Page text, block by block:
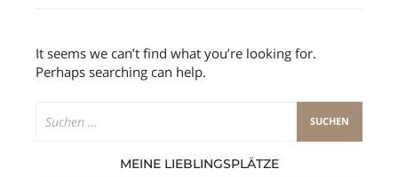
It seems we can’t find what you’re looking for.
Perhaps searching can help.
nach:
MEINE LIEBLINGSPLÄTZE